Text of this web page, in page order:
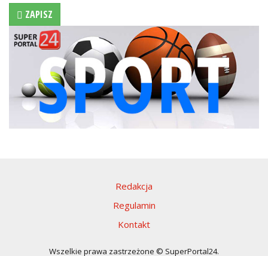
Karty
pionowe
ZAPISZ
Redakcja
Regulamin
Kontakt
Wszelkie prawa zastrzeżone © SuperPortal24.